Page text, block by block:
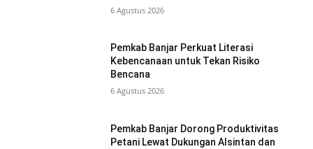
6 Agustus 2026
Pemkab Banjar Perkuat Literasi
Kebencanaan untuk Tekan Risiko
Bencana
6 Agustus 2026
Pemkab Banjar Dorong Produktivitas
Petani Lewat Dukungan Alsintan dan